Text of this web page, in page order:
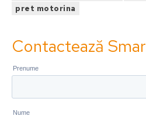
pret motorina
Contactează